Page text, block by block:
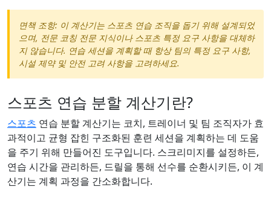
면책 조항: 이 계산기는 스포츠 연습 조직을 돕기 위해 설계되었
으며, 전문 코칭 전문 지식이나 스포츠 특정 요구 사항을 대체하
지 않습니다. 연습 세션을 계획할 때 항상 팀의 특정 요구 사항,
시설 제약 및 안전 고려 사항을 고려하세요.
스포츠 연습 분할 계산기란?
스포츠 연습 분할 계산기는 코치, 트레이너 및 팀 조직자가 효
과적이고 균형 잡힌 구조화된 훈련 세션을 계획하는 데 도움
을 주기 위해 만들어진 도구입니다. 스크리미지를 설정하든,
연습 시간을 관리하든, 드릴을 통해 선수를 순환시키든, 이 계
산기는 계획 과정을 간소화합니다.